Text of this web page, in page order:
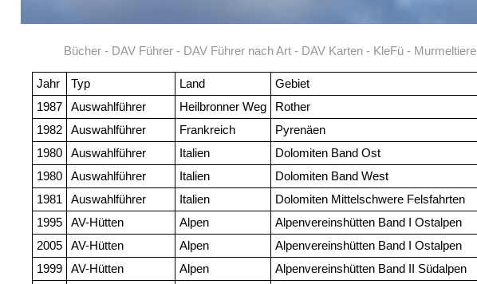
Bücher - DAV Führer - DAV Führer nach Art - DAV Karten - KleFü - Murmeltiere
Jahr Typ Land Gebiet
1987
Auswahlführer Heilbronner Weg
Rother
1982
Auswahlführer Frankreich Pyrenäen
1980
Auswahlführer Italien Dolomiten Band Ost
1980
Auswahlführer Italien Dolomiten Band West
1981
Auswahlführer Italien Dolomiten Mittelschwere Felsfahrten
1995
AV-Hütten Alpen
Alpenvereinshütten Band I Ostalpen
2005
AV-Hütten Alpen Alpenvereinshütten Band I Ostalpen
1999
AV-Hütten Alpen Alpenvereinshütten Band II Südalpen